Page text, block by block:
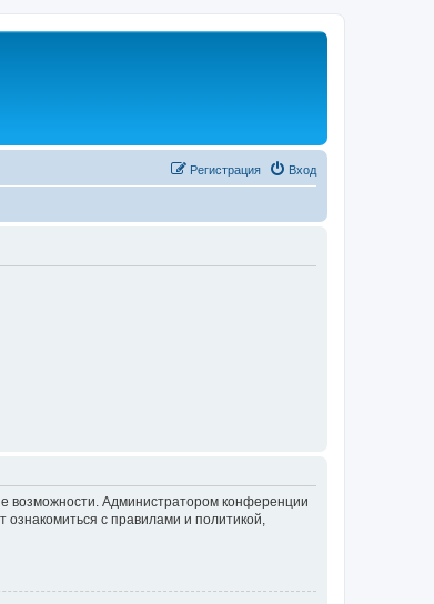
Вход
Регистрация
возможности. Администратором конференции
с правилами и политикой,